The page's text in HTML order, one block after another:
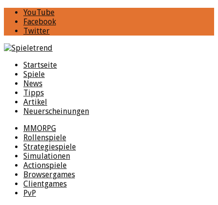
YouTube
Facebook
Twitter
Startseite
Spiele
News
Tipps
Artikel
Neuerscheinungen
MMORPG
Rollenspiele
Strategiespiele
Simulationen
Actionspiele
Browsergames
Clientgames
PvP